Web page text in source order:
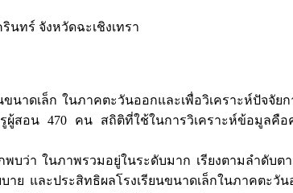
ทร์ จังหวัดฉะเชิงเทรา
าดเล็ก ในภาคตะวันออกและเพื่อวิเคราะห์ปัจจัย
อน 470 คน สถิติที่ใช้ในการวิเคราะห์ข้อมูลคือค่
ในภาพรวมอยู่ในระดับมาก เรียงตามลำดับตา
ย และประสิทธิผลโรงเรียนขนาดเล็กในภาคตะ